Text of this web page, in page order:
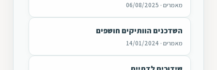
מאמרים · 06/08/2025
השדכנים הוותיקים חושפים
מאמרים · 14/01/2024